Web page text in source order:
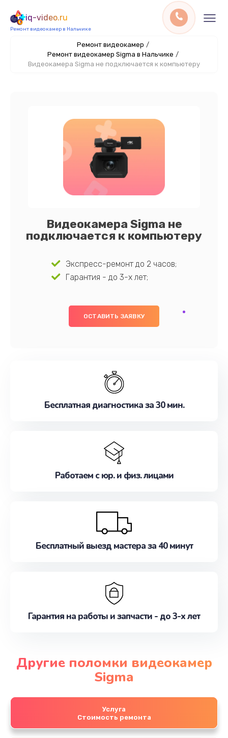
iq-video.ru
Ремонт видеокамер в Нальчике
Ремонт видеокамер /
Ремонт видеокамер Sigma в Нальчике /
Видеокамера Sigma не подключается к компьютеру
Видеокамера Sigma не
подключается к компьютеру
Экспресс-ремонт до 2 часов;
Гарантия - до 3-х лет;
ОСТАВИТЬ ЗАЯВКУ
Бесплатная диагностика за 30 мин.
Работаем с юр. и физ. лицами
Бесплатный выезд мастера за 40 минут
Гарантия на работы и запчасти - до 3-х лет
Другие поломки видеокамер
Sigma
Услуга
Стоимость ремонта